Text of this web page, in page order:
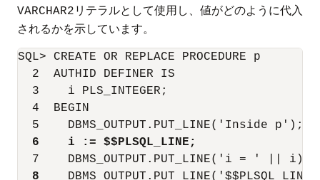
VARCHAR2 リテラルとして使用し、値がどのように代入
されるかを示しています。
SQL> CREATE OR REPLACE PROCEDURE p
  2  AUTHID DEFINER IS
  3    i PLS_INTEGER;
  4  BEGIN
  5    DBMS_OUTPUT.PUT_LINE('Inside p');
6    i := $$PLSQL_LINE;
  7    DBMS_OUTPUT.PUT_LINE('i = ' || i);
8
DBMS_OUTPUT.PUT_LINE('$$PLSQL_LINE